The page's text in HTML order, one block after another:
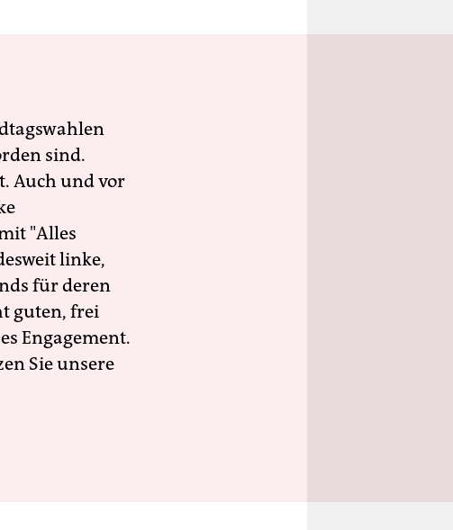
sind.
Auch und vor
"Alles
linke,
für deren
guten, frei
Engagement.
Sie unsere